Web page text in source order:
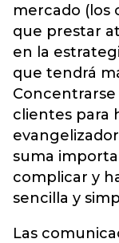
mercado (los
que prestar
en la
que tendrá
Concentrarse
clientes para
suma
complicar y
sencilla y
Las